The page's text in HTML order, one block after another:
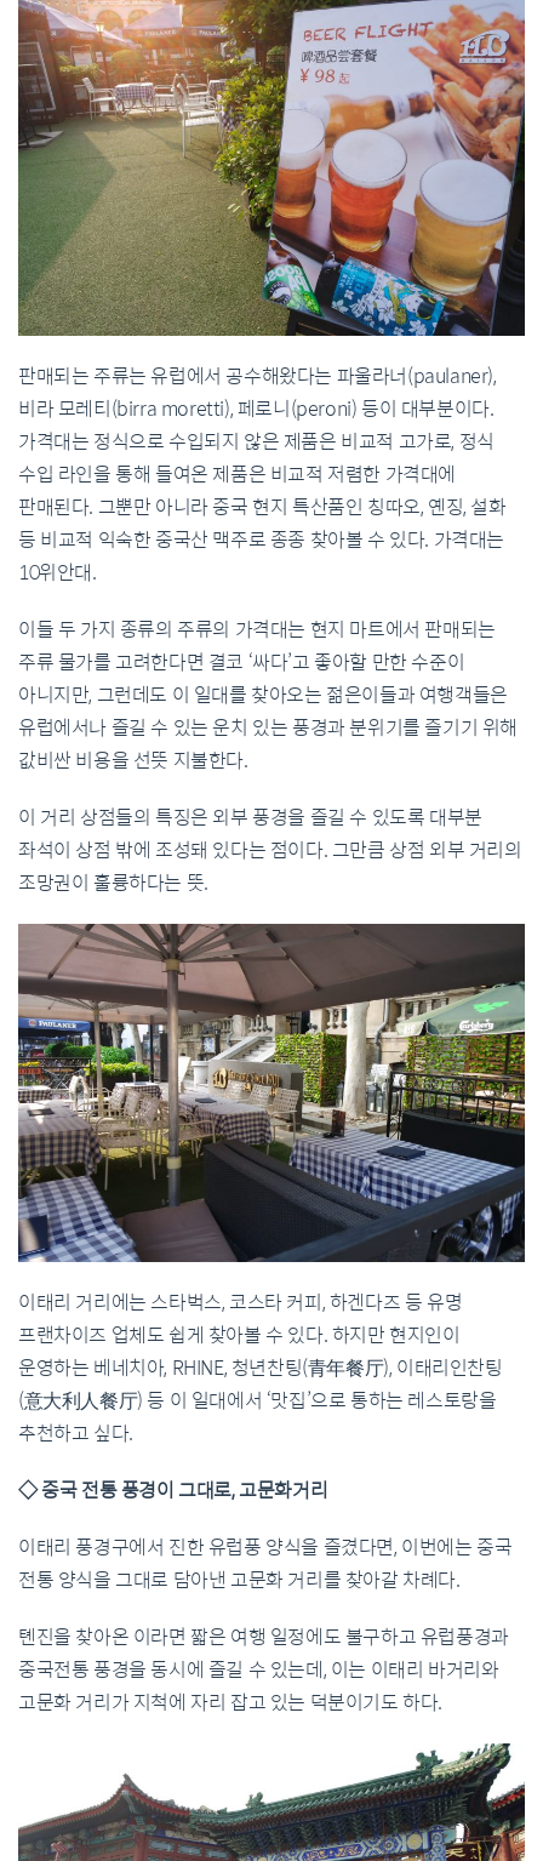
판매되는 주류는 유럽에서 공수해왔다는 파울라너(paulaner),
비라 모레티(birra moretti), 페로니(peroni) 등이 대부분이다.
가격대는 정식으로 수입되지 않은 제품은 비교적 고가로, 정식
수입 라인을 통해 들여온 제품은 비교적 저렴한 가격대에
판매된다. 그뿐만 아니라 중국 현지 특산품인 칭따오, 옌징, 설화
등 비교적 익숙한 중국산 맥주로 종종 찾아볼 수 있다. 가격대는
10위안대.
이들 두 가지 종류의 주류의 가격대는 현지 마트에서 판매되는
주류 물가를 고려한다면 결코 ‘싸다’고 좋아할 만한 수준이
아니지만, 그런데도 이 일대를 찾아오는 젊은이들과 여행객들은
유럽에서나 즐길 수 있는 운치 있는 풍경과 분위기를 즐기기 위해
값비싼 비용을 선뜻 지불한다.
이 거리 상점들의 특징은 외부 풍경을 즐길 수 있도록 대부분
좌석이 상점 밖에 조성돼 있다는 점이다. 그만큼 상점 외부 거리의
조망권이 훌륭하다는 뜻.
이태리 거리에는 스타벅스, 코스타 커피, 하겐다즈 등 유명
프랜차이즈 업체도 쉽게 찾아볼 수 있다. 하지만 현지인이
운영하는 베네치아, RHINE, 청년찬팅(青年餐厅), 이태리인찬팅
(意大利人餐厅) 등 이 일대에서 ‘맛집’으로 통하는 레스토랑을
추천하고 싶다.
◇ 중국 전통 풍경이 그대로, 고문화거리
이태리 풍경구에서 진한 유럽풍 양식을 즐겼다면, 이번에는 중국
전통 양식을 그대로 담아낸 고문화 거리를 찾아갈 차례다.
톈진을 찾아온 이라면 짧은 여행 일정에도 불구하고 유럽풍경과
중국전통 풍경을 동시에 즐길 수 있는데, 이는 이태리 바거리와
고문화 거리가 지척에 자리 잡고 있는 덕분이기도 하다.